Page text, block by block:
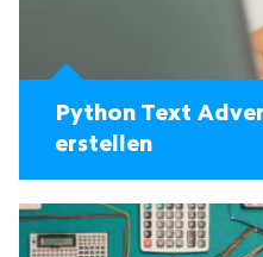
Python Text
erstellen